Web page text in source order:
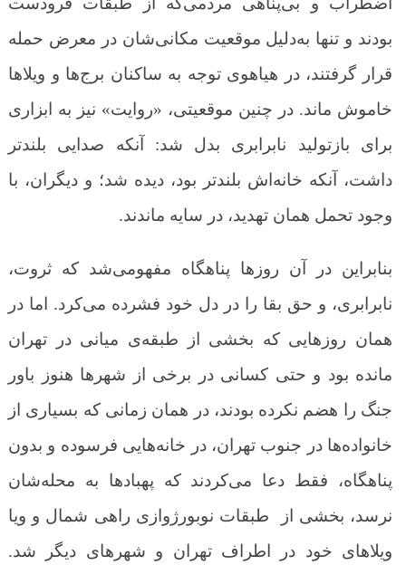
بودند و تنها به‌دلیل موقعیت مکانی‌شان در معرض حمله
قرار گرفتند، در هیاهوی توجه به ساکنان برج‌ها و ویلاها
خاموش ماند. در چنین موقعیتی، «روایت» نیز به ابزاری
برای بازتولید نابرابری بدل شد: آنکه صدایی بلندتر
داشت، آنکه خانه‌اش بلندتر بود، دیده شد؛ و دیگران، با
وجود تحمل همان تهدید، در سایه ماندند.
بنابراین در آن روزها پناهگاه مفهومی‌شد که ثروت،
نابرابری، و حق بقا را در دل خود فشرده می‌کرد. اما در
همان روزهایی که بخشی از طبقه‌ی میانی در تهران
مانده بود و حتی کسانی در برخی از شهرها هنوز باور
جنگ را هضم نکرده بودند، در همان زمانی که بسیاری از
خانواده‌ها در جنوب تهران، در خانه‌هایی فرسوده و بدون
پناهگاه، فقط دعا می‌کردند که پهبادها به محله‌شان
نرسد، بخشی از طبقات نوبورژوازی راهی شمال و ویا
ویلاهای خود در اطراف تهران و شهرهای دیگر شد.